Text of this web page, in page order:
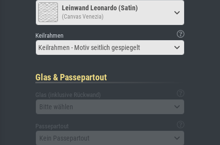
Leinwand Leonardo (Satin)
(Canvas Venezia)
Keilrahmen
Keilrahmen - Motiv seitlich gespiegelt
Glas & Passepartout
Glas (inklusive Rückwand)
Bitte wählen
Passepartout
Kein Passepartout